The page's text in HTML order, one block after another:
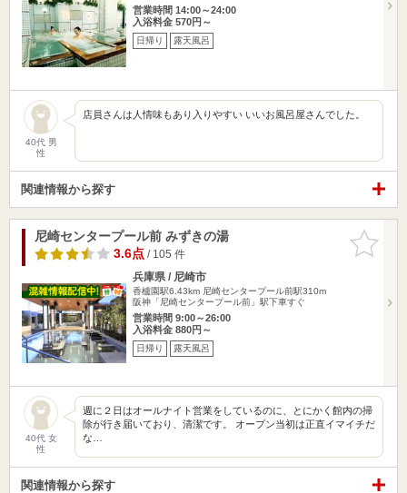
営業時間 14:00～24:00
入浴料金 570円～
日帰り 露天風呂
40代 男
性
店員さんは人情味もあり入りやすい いいお風呂屋さんでした。
関連情報から探す
お気に入
りに追加
尼崎センタープール前 みずきの湯
3.6点/ 105 件
兵庫県 / 尼崎市
香櫨園駅6.43km 尼崎センタープール前駅310m
阪神「尼崎センタープール前」駅下車すぐ
営業時間 9:00～26:00
入浴料金 880円～
日帰り 露天風呂
40代 女
性
週に２日はオールナイト営業をしているのに、とにかく館内の掃
除が行き届いており、清潔です。 オープン当初は正直イマイチだ
な…
関連情報から探す